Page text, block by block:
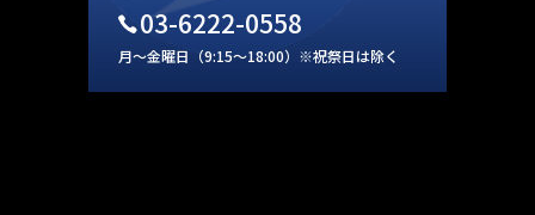
03-6222-0558
月～金曜日（9:15～18:00）※祝祭日は除く